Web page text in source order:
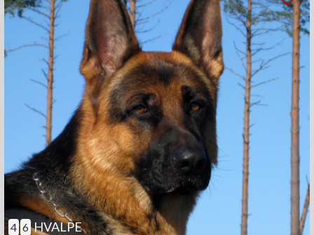
4 6 HVALPE